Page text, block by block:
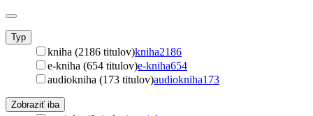
Typ
kniha (2186 titulov)kniha2186
e-kniha (654 titulov)e-kniha654
audiokniha (173 titulov)audiokniha173
Zobraziť iba